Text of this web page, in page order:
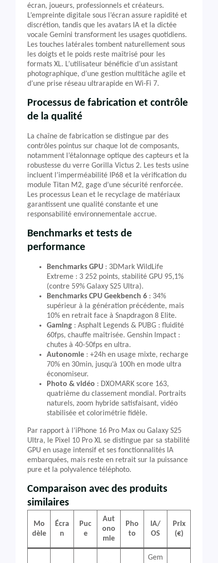
écran, joueurs, professionnels et créateurs.
L’empreinte digitale sous l’écran assure rapidité et
discrétion, tandis que les avatars IA et la dictée
vocale Gemini transforment les usages quotidiens.
Les touches latérales tombent naturellement sous
les doigts et le poids reste maîtrisé pour les
formats XL. L’utilisateur bénéficie d’un assistant
photographique, d’une gestion multitâche agile et
d’une prise réseau ultrarapide en Wi-Fi 7.
Processus de fabrication et contrôle
de la qualité
La chaîne de fabrication se distingue par des
contrôles pointus sur chaque lot de composants,
notamment l’étalonnage optique des capteurs et la
robustesse du verre Gorilla Victus 2. Les tests usine
incluent l’imperméabilité IP68 et la vérification du
module Titan M2, gage d’une sécurité renforcée.
Les processus Lean et le recyclage de matériaux
garantissent une qualité constante et une
responsabilité environnementale accrue.
Benchmarks et tests de
performance
Benchmarks GPU : 3DMark WildLife
Extreme : 3 252 points, stabilité GPU 95,1%
(contre 59% Galaxy S25 Ultra).
Benchmarks CPU Geekbench 6 : 34%
supérieur à la génération précédente, mais
10% en retrait face à Snapdragon 8 Elite.
Gaming : Asphalt Legends & PUBG : fluidité
60fps, chauffe maîtrisée. Genshin Impact :
chutes à 40-50fps en ultra.
Autonomie : +24h en usage mixte, recharge
70% en 30min, jusqu’à 100h en mode ultra
économiseur.
Photo & vidéo : DXOMARK score 163,
quatrième du classement mondial. Portraits
naturels, zoom hybride satisfaisant, vidéo
stabilisée et colorimétrie fidèle.
Par rapport à l’iPhone 16 Pro Max ou Galaxy S25
Ultra, le Pixel 10 Pro XL se distingue par sa stabilité
GPU en usage intensif et ses fonctionnalités IA
embarquées, mais reste en retrait sur la puissance
pure et la polyvalence téléphoto.
Comparaison avec des produits
similaires
Mo
dèle
Écra
n
Puc
e
Aut
ono
mie
Pho
to
IA/
OS
Prix
(€)
Gem